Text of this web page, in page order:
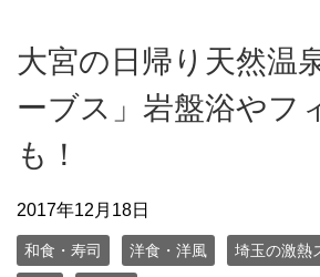
大宮の日帰り天然温
ーブス」岩盤浴やフ
も！
2017年12月18日
和食・寿司 洋食・洋風 埼玉の激熱